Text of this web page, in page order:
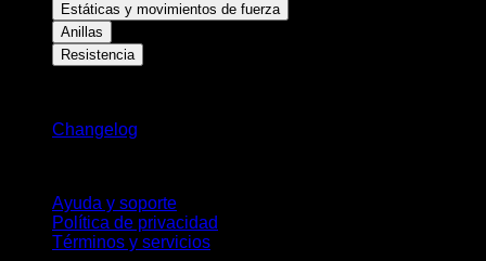
Estáticas y movimientos de fuerza
Anillas
Resistencia
Changelog
Ayuda y soporte
Política de privacidad
Términos y servicios